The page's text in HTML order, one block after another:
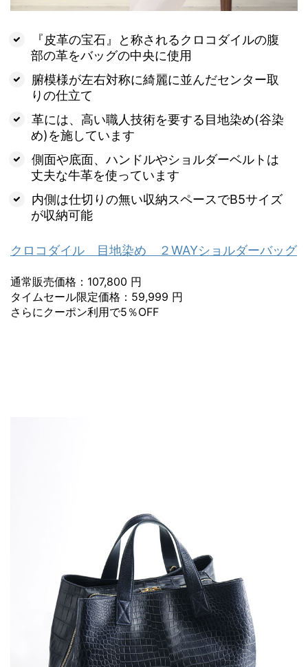
『皮革の宝石』と称されるクロコダイルの腹
部の革をバッグの中央に使用
腑模様が左右対称に綺麗に並んだセンター取
りの仕立て
革には、高い職人技術を要する目地染め(谷染
め)を施しています
側面や底面、ハンドルやショルダーベルトは
丈夫な牛革を使っています
内側は仕切りの無い収納スペースでB5サイズ
が収納可能
クロコダイル 目地染め ２WAYショルダーバッグ
通常販売価格：107,800 円
タイムセール限定価格：59,999 円
さらにクーポン利用で5％OFF